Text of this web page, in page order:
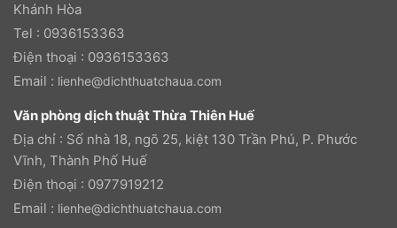
Khánh Hòa
Tel : 0936153363
Điện thoại : 0936153363
Email : lienhe@dichthuatchaua.com
Văn phòng dịch thuật Thừa Thiên Huế
Địa chỉ : Số nhà 18, ngõ 25, kiệt 130 Trần Phú, P. Phước
Vĩnh, Thành Phố Huế
Điện thoại : 0977919212
Email : lienhe@dichthuatchaua.com